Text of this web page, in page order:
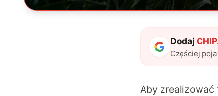
Dodaj
Częściej
Aby zrealizować